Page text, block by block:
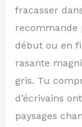
fracasser
recommande
début ou en
rasante
gris. Tu
d’écrivains
paysages